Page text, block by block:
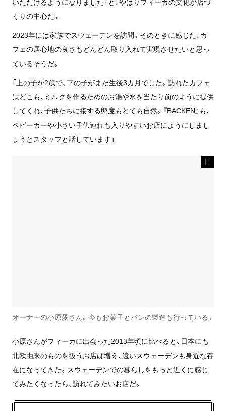
くりの中心だ。
2023年には家族でスウェーデンを訪問。そのときに感じた、カ
フェの居心地の良さもどんどん取り入れて実現させたいと思っ
ているそうだ。
「上の子が2歳で、下の子がまだ生後3カ月でした。訪れたカフェ
はどこも、ミルクを作るためのお湯や水を当たり前のように提供
してくれ、子供たちに接する態度もとても自然。『BACKEN』も、
ベビーカーや小さい子供連れも入りやすいお店にようにしまし
ょうとスタッフと話しています」
オーナーの小原愛さん。今もお菓子とパンの製造も行っている。
小原さんがフィーカに出会った2013年頃に比べると、日本にも
北欧由来のものを扱うお店は増え、遠いスウェーデンも身近な存
在になってきた。スウェーデンでの暮らしをもっと近くに感じ
てみたくなったら、訪れてみたいお店だ。